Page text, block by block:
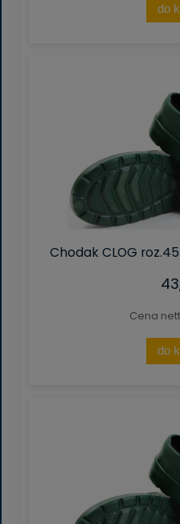
do
Chodak CLOG
Cena
do